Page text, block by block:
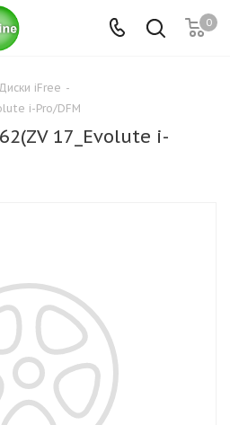
0
Диски iFree -
i-Pro/DFM
17_Evolute i-